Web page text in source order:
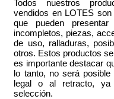
Todos nuestros
vendidos en LOTES
que pueden
incompletos, piezas,
de uso, ralladuras,
otros. Estos productos
es importante destacar
lo tanto, no será
legal o al retracto, ya
selección.